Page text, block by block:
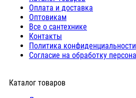
Оплата и доставка
Оптовикам
Все о сантехнике
Контакты
Политика конфиденциальности
Согласие на обработку
Каталог товаров